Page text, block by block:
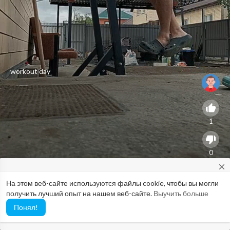
На этом веб-сайте используются файлы cookie, чтобы вы могли
получить лучший опыт на нашем веб-сайте. Выучить больше
Понял!
close
Would you like to report possible abuse to our Abuse Team? If so,
please use this email: abuse@vimo.cam
workout day
1
0
0